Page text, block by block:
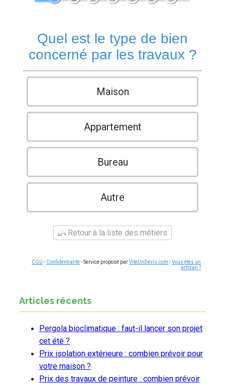
Quel est le type de bien
concerné par les travaux ?
Maison
Appartement
Bureau
Autre
Retour à la liste des métiers
CGU - Confidentialité- Service proposé parViteUnDevis.com -Vous êtes un
artisan ?
Articles récents
Pergola bioclimatique : faut-il lancer son projet
cet été ?
Prix isolation extérieure : combien prévoir pour
votre maison ?
Prix des travaux de peinture : combien prévoir